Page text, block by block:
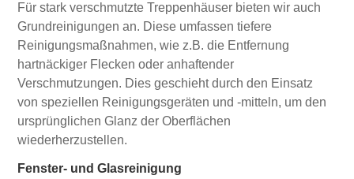
Für stark verschmutzte Treppenhäuser bieten wir auch
Grundreinigungen an. Diese umfassen tiefere
Reinigungsmaßnahmen, wie z.B. die Entfernung
hartnäckiger Flecken oder anhaftender
Verschmutzungen. Dies geschieht durch den Einsatz
von speziellen Reinigungsgeräten und -mitteln, um den
ursprünglichen Glanz der Oberflächen
wiederherzustellen.
Fenster- und Glasreinigung